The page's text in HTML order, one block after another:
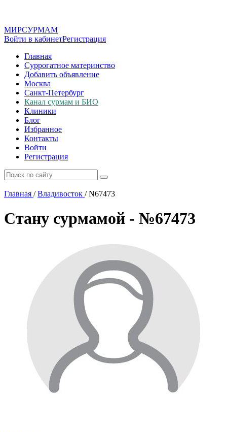
МИРСУРМАМ
Войти в кабинетРегистрация
Главная
Суррогатное материнство
Добавить объявление
Москва
Санкт-Петербург
Канал сурмам и БИО
Клиники
Блог
Избранное
Контакты
Войти
Регистрация
Главная / Владивосток /N67473
Стану сурмамой - №67473